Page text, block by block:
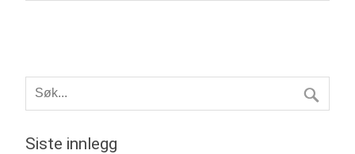
Siste innlegg